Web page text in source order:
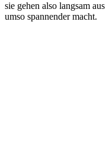
sie gehen also langsam
umso spannender macht.